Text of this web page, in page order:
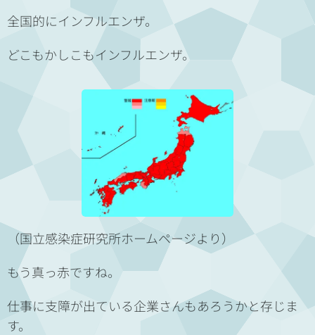
全国的にインフルエンザ。
どこもかしこもインフルエンザ。
（国立感染症研究所ホームページより）
もう真っ赤ですね。
仕事に支障が出ている企業さんもあろうかと存じま
す。